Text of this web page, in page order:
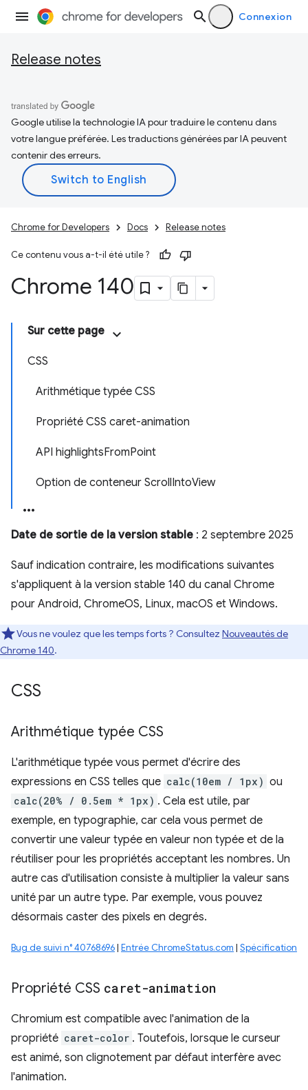
Connexion
Release notes
Google utilise la technologie IA pour traduire le contenu dans
votre langue préférée. Les traductions générées par IA peuvent
contenir des erreurs.
Chrome for Developers Docs Release notes
Ce contenu vous a-t-il été utile ?
Chrome 140
Sur cette page
CSS
Arithmétique typée CSS
Propriété CSS caret-animation
API highlightsFromPoint
Option de conteneur ScrollIntoView
Date de sortie de la version stable : 2 septembre 2025
Sauf indication contraire, les modifications suivantes
s'appliquent à la version stable 140 du canal Chrome
pour Android, ChromeOS, Linux, macOS et Windows.
Vous ne voulez que les temps forts ? Consultez Nouveautés de
Chrome 140.
CSS
Arithmétique typée CSS
L'arithmétique typée vous permet d'écrire des
expressions en CSS telles que calc(10em / 1px) ou
calc(20% / 0.5em * 1px) . Cela est utile, par
exemple, en typographie, car cela vous permet de
convertir une valeur typée en valeur non typée et de la
réutiliser pour les propriétés acceptant les nombres. Un
autre cas d'utilisation consiste à multiplier la valeur sans
unité par un autre type. Par exemple, vous pouvez
désormais caster des pixels en degrés.
Bug de suivi n° 40768696| Entrée ChromeStatus.com | Spécification
Propriété CSS caret-animation
Chromium est compatible avec l'animation de la
propriété caret-color . Toutefois, lorsque le curseur
est animé, son clignotement par défaut interfère avec
l'animation.